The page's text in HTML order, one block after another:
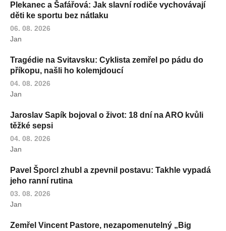
Plekanec a Šafářová: Jak slavní rodiče vychovávají
děti ke sportu bez nátlaku
06. 08. 2026
Jan
Tragédie na Svitavsku: Cyklista zemřel po pádu do
příkopu, našli ho kolemjdoucí
04. 08. 2026
Jan
Jaroslav Sapík bojoval o život: 18 dní na ARO kvůli
těžké sepsi
04. 08. 2026
Jan
Pavel Šporcl zhubl a zpevnil postavu: Takhle vypadá
jeho ranní rutina
03. 08. 2026
Jan
Zemřel Vincent Pastore, nezapomenutelný „Big